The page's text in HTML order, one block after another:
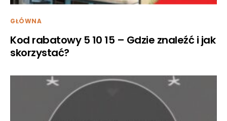
GŁÓWNA
Kod rabatowy 5 10 15 – Gdzie znaleźć i jak
skorzystać?